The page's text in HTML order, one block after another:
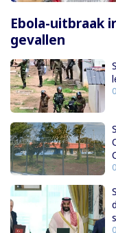
Ebola-uitbraak
gevallen